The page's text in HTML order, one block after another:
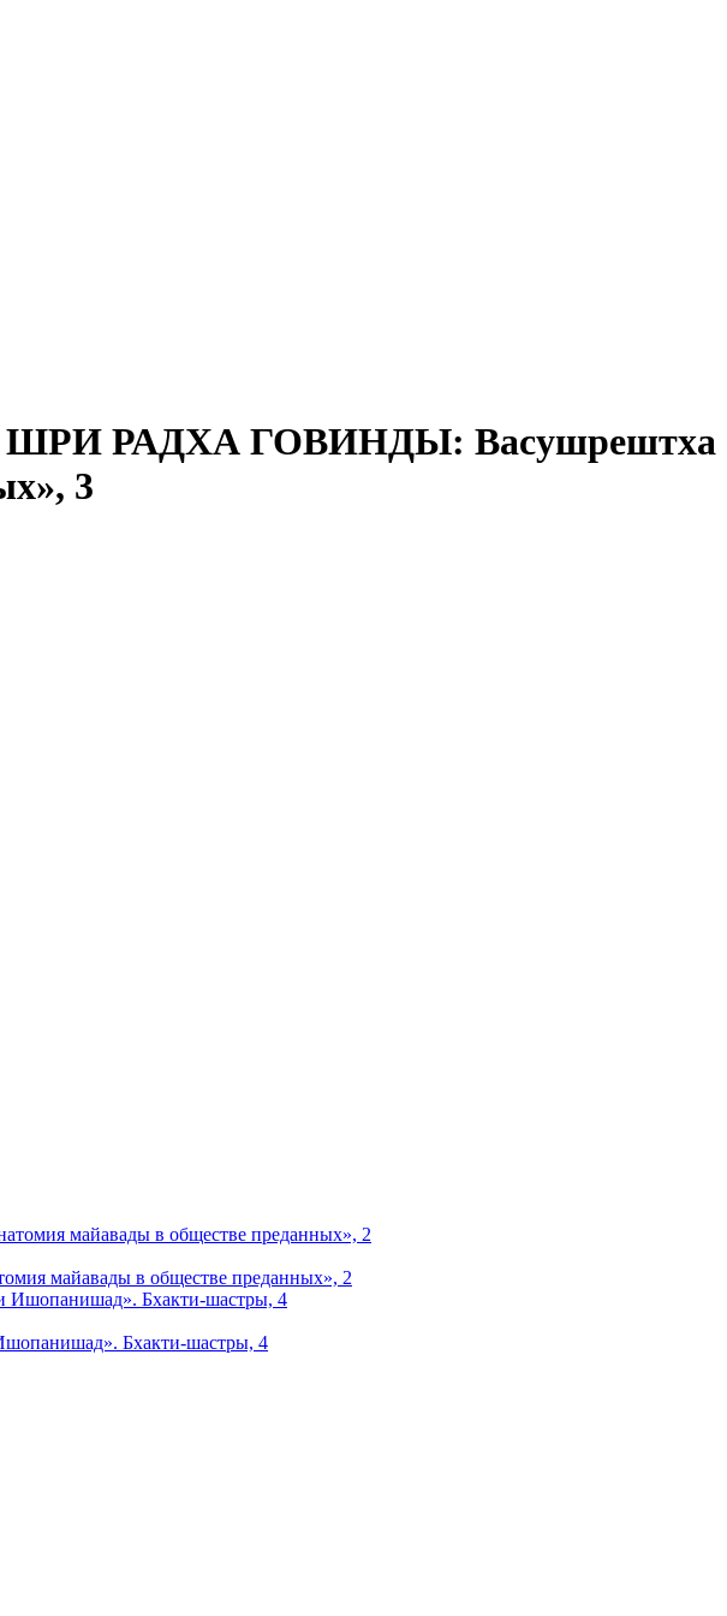
РАДХА ГОВИНДЫ: Васушрештха
3
в обществе преданных», 2
Бхакти-шастры, 4